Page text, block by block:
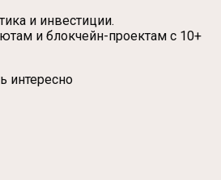
и инвестиции.
и блокчейн-проектам с 10+
интересно